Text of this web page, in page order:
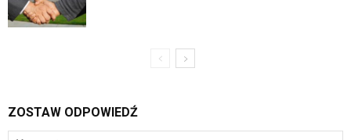
ZOSTAW ODPOWIEDŹ